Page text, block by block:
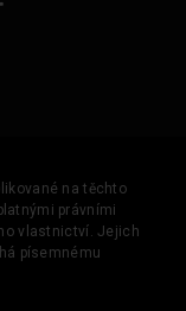
na těchto
právními
vlastnictví. Jejich
písemnému